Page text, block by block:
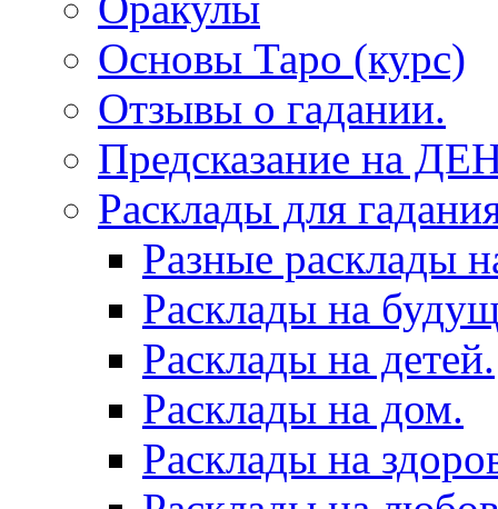
Основы Таро (курс)
Отзывы о гадании.
Предсказание на
Расклады для
Разные расклады
Расклады на
Расклады на детей.
Расклады на дом.
Расклады на